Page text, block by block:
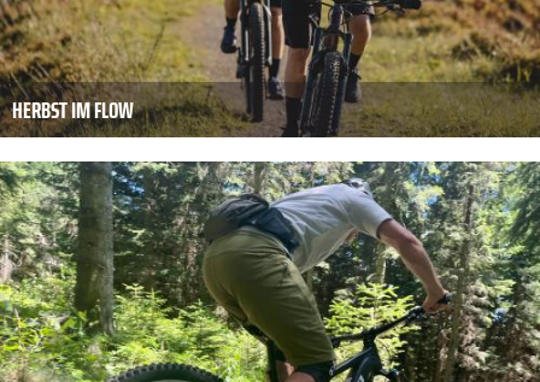
HERBST IM FLOW